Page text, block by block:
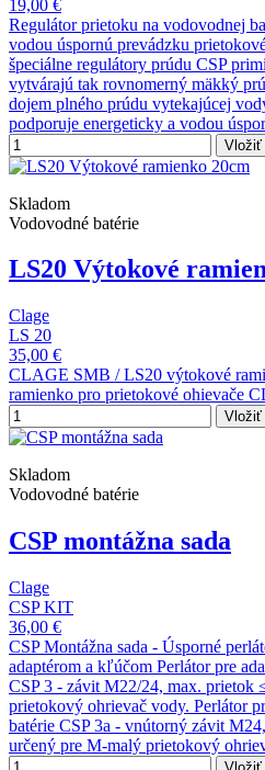
19,00 €
Regulátor prietoku na vodovodnej
vodou úspornú prevádzku
špeciálne regulátory prúdu CSP
vytvárajú tak rovnomerný mäkký
dojem plného prúdu vytekajúcej
podporuje energeticky a vodou
Vložiť
Skladom
Vodovodné batérie
LS20 Výtokové
Clage
LS 20
35,00 €
CLAGE SMB / LS20 výtokové
ramienko pro prietokové ohievače
Vložiť
Skladom
Vodovodné batérie
CSP montážna sada
Clage
CSP KIT
36,00 €
CSP Montážna sada - Úsporné
adaptérom a kľúčom Perlátor pre
CSP 3 - závit M22/24, max. prietok
prietokový ohrievač vody. Perlátor
batérie CSP 3a - vnútorný závit
určený pre M-malý prietokový